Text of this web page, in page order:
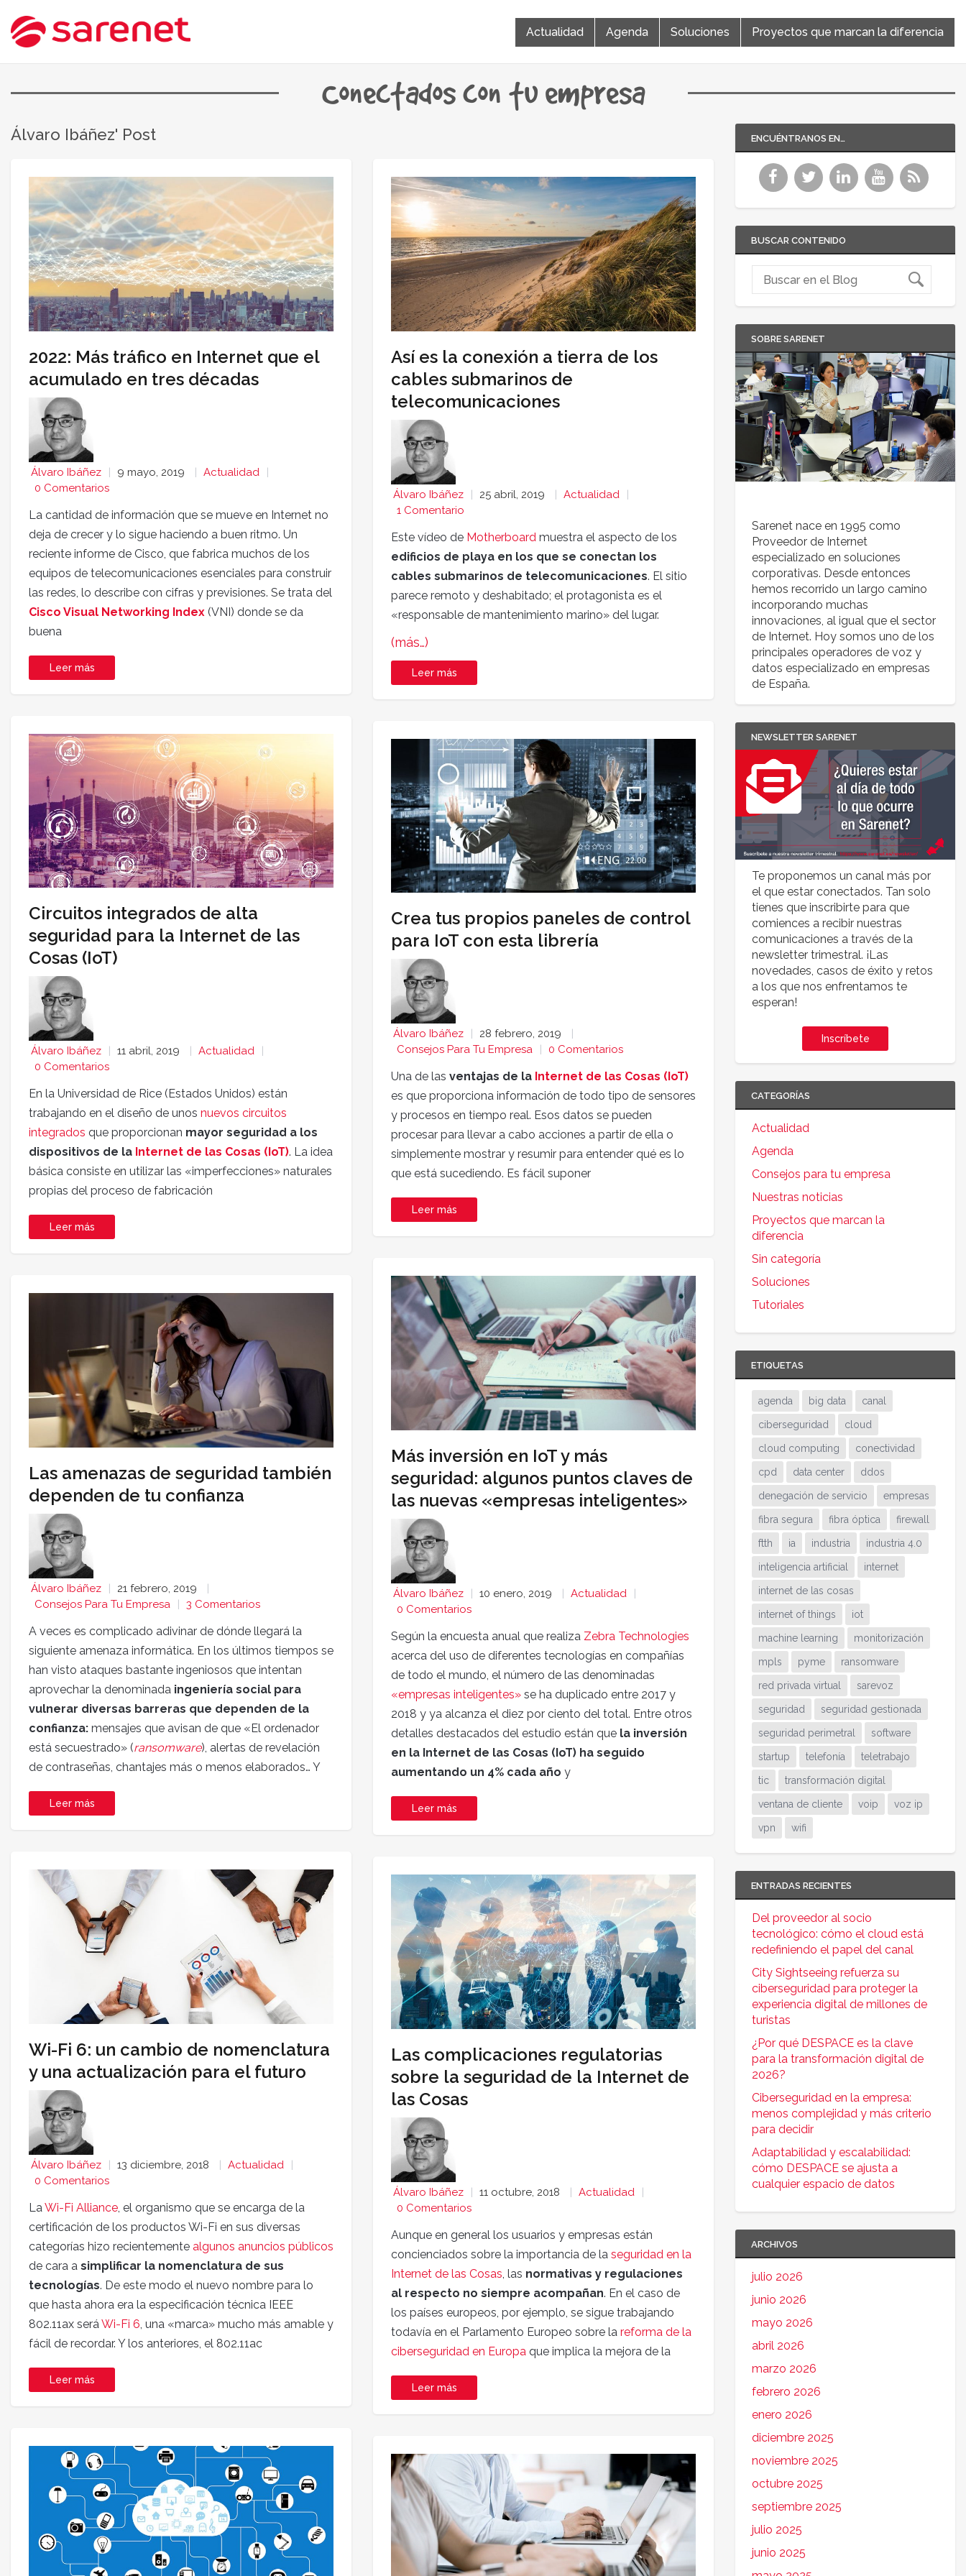
Actualidad Agenda Soluciones Proyectos que marcan la diferencia
Conectados con tu empresa
Álvaro Ibáñez' Post
2022: Más tráfico en Internet que el
acumulado en tres décadas
Álvaro Ibáñez 9 mayo, 2019
Actualidad
0 Comentarios
La cantidad de información que se mueve en Internet no
deja de crecer y lo sigue haciendo a buen ritmo. Un
reciente informe de Cisco, que fabrica muchos de los
equipos de telecomunicaciones esenciales para construir
las redes, lo describe con cifras y previsiones. Se trata del
Cisco Visual Networking Index (VNI) donde se da
buena
Leer más
Circuitos integrados de alta
seguridad para la Internet de las
Cosas (IoT)
Álvaro Ibáñez 11 abril, 2019
Actualidad
0 Comentarios
En la Universidad de Rice (Estados Unidos) están
trabajando en el diseño de unos nuevos circuitos
integrados que proporcionan mayor seguridad a los
dispositivos de la Internet de las Cosas (IoT). La idea
básica consiste en utilizar las «imperfecciones» naturales
propias del proceso de fabricación
Leer más
Las amenazas de seguridad también
dependen de tu confianza
Álvaro Ibáñez
21 febrero, 2019
Consejos Para Tu Empresa
3 Comentarios
A veces es complicado adivinar de dónde llegará la
siguiente amenaza informática. En los últimos tiempos se
han visto ataques bastante ingeniosos que intentan
aprovechar la denominada ingeniería social para
vulnerar diversas barreras que dependen de la
confianza: mensajes que avisan de que «El ordenador
está secuestrado» (ransomware), alertas de revelación
de contraseñas, chantajes más o menos elaborados… Y
Leer más
Wi-Fi 6: un cambio de nomenclatura
y una actualización para el futuro
Álvaro Ibáñez 13 diciembre, 2018
Actualidad
0 Comentarios
La Wi-Fi Alliance , el organismo que se encarga de la
certificación de los productos Wi-Fi en sus diversas
categorías hizo recientemente algunos anuncios públicos
de cara a simplificar la nomenclatura de sus
tecnologías. De este modo el nuevo nombre para lo
que hasta ahora era la especificación técnica IEEE
802.11ax será Wi-Fi 6 , una «marca» mucho más amable y
fácil de recordar. Y los anteriores, el 802.11ac
Leer más
Así es la conexión a tierra de los
cables submarinos de
telecomunicaciones
Álvaro Ibáñez 25 abril, 2019
Actualidad
1 Comentario
Este vídeo de Motherboard muestra el aspecto de los
edificios de playa en los que se conectan los
cables submarinos de telecomunicaciones. El sitio
parece remoto y deshabitado; el protagonista es el
«responsable de mantenimiento marino» del lugar.
(más…)
Leer más
Crea tus propios paneles de control
para IoT con esta librería
Álvaro Ibáñez
28 febrero, 2019
Consejos Para Tu Empresa
0 Comentarios
Una de las ventajas de la Internet de las Cosas (IoT)
es que proporciona información de todo tipo de sensores
y procesos en tiempo real. Esos datos se pueden
procesar para llevar a cabo acciones a partir de ella o
simplemente mostrar y resumir para entender qué es lo
que está sucediendo. Es fácil suponer
Leer más
Más inversión en IoT y más
seguridad: algunos puntos claves de
las nuevas «empresas inteligentes»
Álvaro Ibáñez 10 enero, 2019
Actualidad
0 Comentarios
Según la encuesta anual que realiza Zebra Technologies
acerca del uso de diferentes tecnologías en compañías
de todo el mundo, el número de las denominadas
«empresas inteligentes» se ha duplicado entre 2017 y
2018 y ya alcanza el diez por ciento del total. Entre otros
detalles destacados del estudio están que la inversión
en la Internet de las Cosas (IoT) ha seguido
aumentando un 4% cada año y
Leer más
Las complicaciones regulatorias
sobre la seguridad de la Internet de
las Cosas
Álvaro Ibáñez 11 octubre, 2018
Actualidad
0 Comentarios
Aunque en general los usuarios y empresas están
concienciados sobre la importancia de la seguridad en la
Internet de las Cosas , las normativas y regulaciones
al respecto no siempre acompañan. En el caso de
los países europeos, por ejemplo, se sigue trabajando
todavía en el Parlamento Europeo sobre la reforma de la
ciberseguridad en Europa que implica la mejora de la
Leer más
ENCUÉNTRANOS EN…
BUSCAR CONTENIDO
SOBRE SARENET
Sarenet nace en 1995 como
Proveedor de Internet
especializado en soluciones
corporativas. Desde entonces
hemos recorrido un largo camino
incorporando muchas
innovaciones, al igual que el sector
de Internet. Hoy somos uno de los
principales operadores de voz y
datos especializado en empresas
de España.
NEWSLETTER SARENET
Te proponemos un canal más por
el que estar conectados. Tan solo
tienes que inscribirte para que
comiences a recibir nuestras
comunicaciones a través de la
newsletter trimestral. ¡Las
novedades, casos de éxito y retos
a los que nos enfrentamos te
esperan!
Inscríbete
CATEGORÍAS
Actualidad
Agenda
Consejos para tu empresa
Nuestras noticias
Proyectos que marcan la
diferencia
Sin categoría
Soluciones
Tutoriales
ETIQUETAS
agenda big data canal
ciberseguridad cloud
cloud computing conectividad
cpd data center ddos
denegación de servicio empresas
fibra segura fibra óptica firewall
ftth ia industria industria 4.0
inteligencia artificial internet
internet de las cosas
internet of things iot
machine learning monitorización
mpls pyme ransomware
red privada virtual sarevoz
seguridad seguridad gestionada
seguridad perimetral software
startup telefonía teletrabajo
tic transformación digital
ventana de cliente voip voz ip
vpn wifi
ENTRADAS RECIENTES
Del proveedor al socio
tecnológico: cómo el cloud está
redefiniendo el papel del canal
City Sightseeing refuerza su
ciberseguridad para proteger la
experiencia digital de millones de
turistas
¿Por qué DESPACE es la clave
para la transformación digital de
2026?
Ciberseguridad en la empresa:
menos complejidad y más criterio
para decidir
Adaptabilidad y escalabilidad:
cómo DESPACE se ajusta a
cualquier espacio de datos
ARCHIVOS
julio 2026
junio 2026
mayo 2026
abril 2026
marzo 2026
febrero 2026
enero 2026
diciembre 2025
noviembre 2025
octubre 2025
septiembre 2025
julio 2025
junio 2025